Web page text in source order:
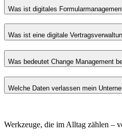
Was ist digitales
Was ist eine digitale
Was bedeutet Change Management
Welche Daten verlassen mein
Werkzeuge, die im Alltag zählen –